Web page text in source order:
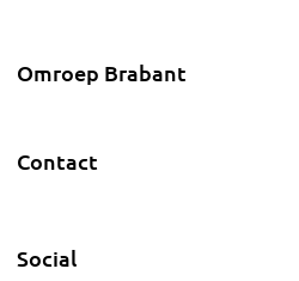
Omroep Brabant
Contact
Social